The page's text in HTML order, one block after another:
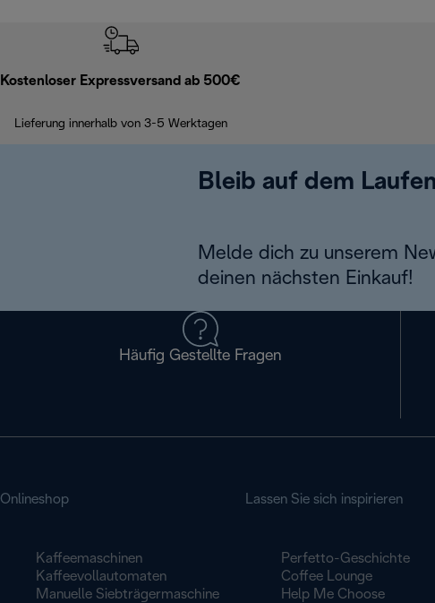
Kostenloser Expressversand ab 500€
Lieferung innerhalb von 3-5 Werktagen
Bleib auf dem
Melde dich zu unserem
deinen nächsten Einkauf!
Häufig Gestellte Fragen
Onlineshop
Kaffeemaschinen
Kaffeevollautomaten
Manuelle Siebträgermaschine
Lassen Sie sich inspirieren
Perfetto-Geschichte
Coffee Lounge
Help Me Choose